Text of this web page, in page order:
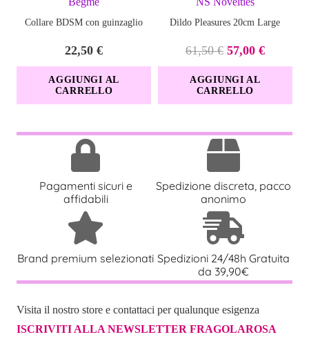
Collare BDSM con guinzaglio
22,50€
AGGIUNGI AL
CARRELLO
Dildo Pleasures 20cm Large
61,50€ Il
prezzo
originale
era:
57,00 €Il
prezzo
è:
AGGIUNGI AL
CARRELLO
Pagamenti sicuri e
affidabili
Spedizione discreta, pacco
anonimo
Brand premium selezionati Spedizioni 24/48h Gratuita
da 39,90€
Visita il nostro store e contattaci per qualunque esigenza
ISCRIVITI ALLA NEWSLETTER FRAGOLAROSA